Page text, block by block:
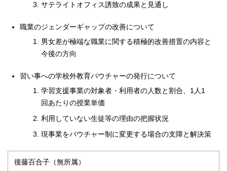
サテライトオフィス誘致の成果と見通し
職業のジェンダーギャップの改善について
男女差が極端な職業に関する積極的改善措置の内容と
今後の方向
習い事への学校外教育バウチャーの発行について
学習支援事業の対象者・利用者の人数と割合、1人1
回あたりの授業単価
利用していない生徒等の理由の把握状況
現事業をバウチャー制に変更する場合の支障と解決策
後藤百合子（無所属）